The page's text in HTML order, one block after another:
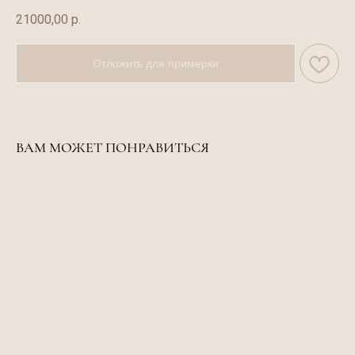
21000,00 р.
Отложить для примерки
ВАМ МОЖЕТ ПОНРАВИТЬСЯ